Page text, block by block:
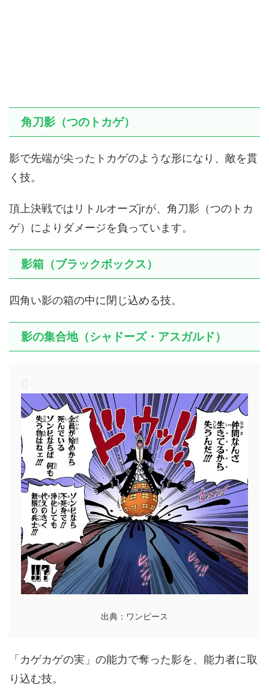
角刀影（つのトカゲ）
影で先端が尖ったトカゲのような形になり、敵を貫
く技。
頂上決戦ではリトルオーズjrが、角刀影（つのトカ
ゲ）によりダメージを負っています。
影箱（ブラックボックス）
四角い影の箱の中に閉じ込める技。
影の集合地（シャドーズ・アスガルド）
出典：ワンピース
「カゲカゲの実」の能力で奪った影を、能力者に取
り込む技。